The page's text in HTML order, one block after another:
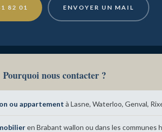
82 01 ENVOYER UN MAIL
Pourquoi nous contacter ?
ou appartement à Lasne, Waterloo, Genval,
en Brabant wallon ou dans les communes